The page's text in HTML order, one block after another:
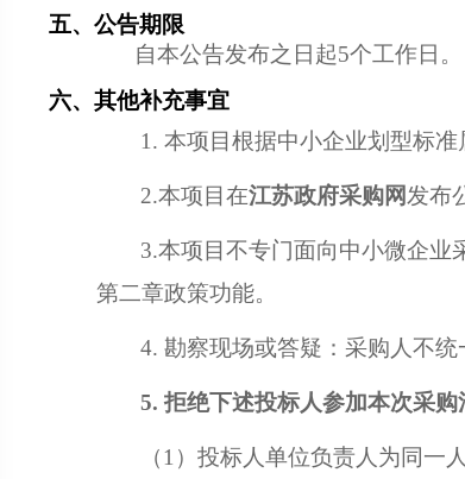
五、公告期限
自本公告发布之日起5个工作日。
六、其他补充事宜
1. 本项目根据中小企业划型标准
2.本项目在江苏政府采购网发布
3.本项目不专门面向中小微企业
第二章政策功能。
4. 勘察现场或答疑：采购人不统
5. 拒绝下述投标人参加本次采购
（1）投标人单位负责人为同一